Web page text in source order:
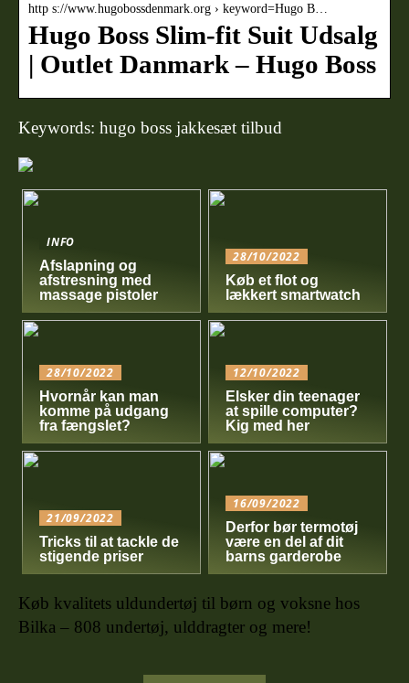
http s://www.hugobossdenmark.org › keyword=Hugo B…
Hugo Boss Slim-fit Suit Udsalg
| Outlet Danmark – Hugo Boss
Keywords: hugo boss jakkesæt tilbud
INFO
Afslapning og
afstresning med
massage pistoler
28/10/2022
Køb et flot og
lækkert smartwatch
28/10/2022
Hvornår kan man
komme på udgang
fra fængslet?
12/10/2022
Elsker din teenager
at spille computer?
Kig med her
21/09/2022
Tricks til at tackle de
stigende priser
16/09/2022
Derfor bør termotøj
være en del af dit
barns garderobe
Køb kvalitets uldundertøj til børn og voksne hos
Bilka – 808 undertøj, ulddragter og mere!